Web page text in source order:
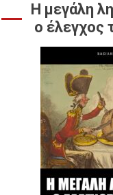
Η μεγάλη
ο έλεγχος